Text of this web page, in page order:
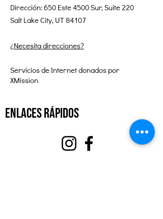
Dirección: 650 Este 4500 Sur, Suite 220
Salt Lake City, UT 84107
¿Necesita direcciones?
Servicios de Internet donados por
XMission
enlaces rápidos